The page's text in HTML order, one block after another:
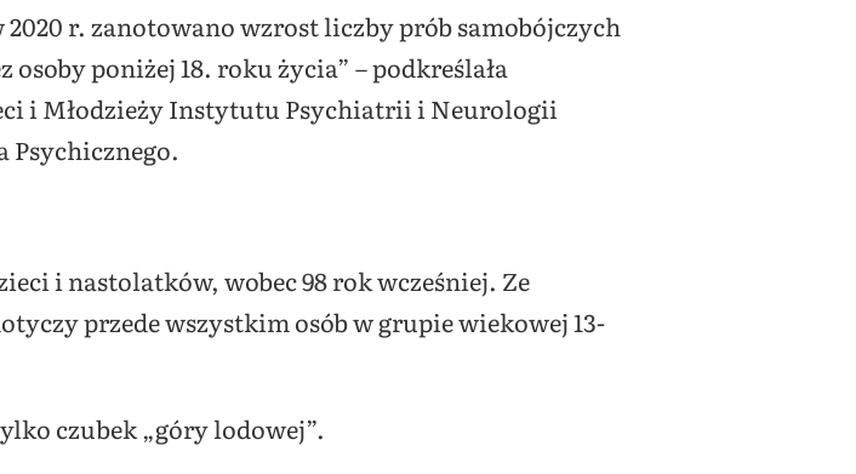
r. zanotowano wzrost liczby prób samobójczych
poniżej 18. roku życia” – podkreślała
i Młodzieży Instytutu Psychiatrii i Neurologii
Psychicznego.
i nastolatków, wobec 98 rok wcześniej. Ze
przede wszystkim osób w grupie wiekowej 13-
czubek „góry lodowej”.